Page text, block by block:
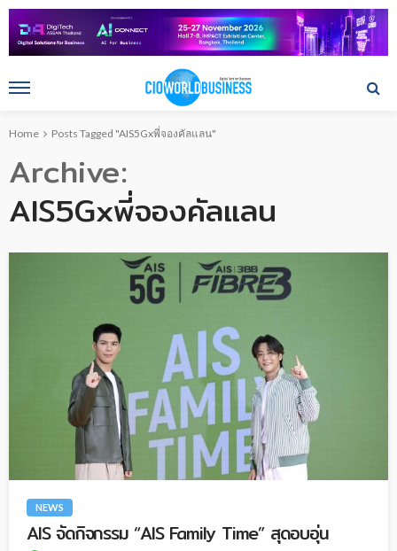
Home Posts Tagged "AIS5Gxพี่จองคัลแลน"
Archive
AIS5Gxพี่จองคัลแลน
NEWS
AIS จัดกิจกรรม “AIS Family Time” สุดอบอุ่น